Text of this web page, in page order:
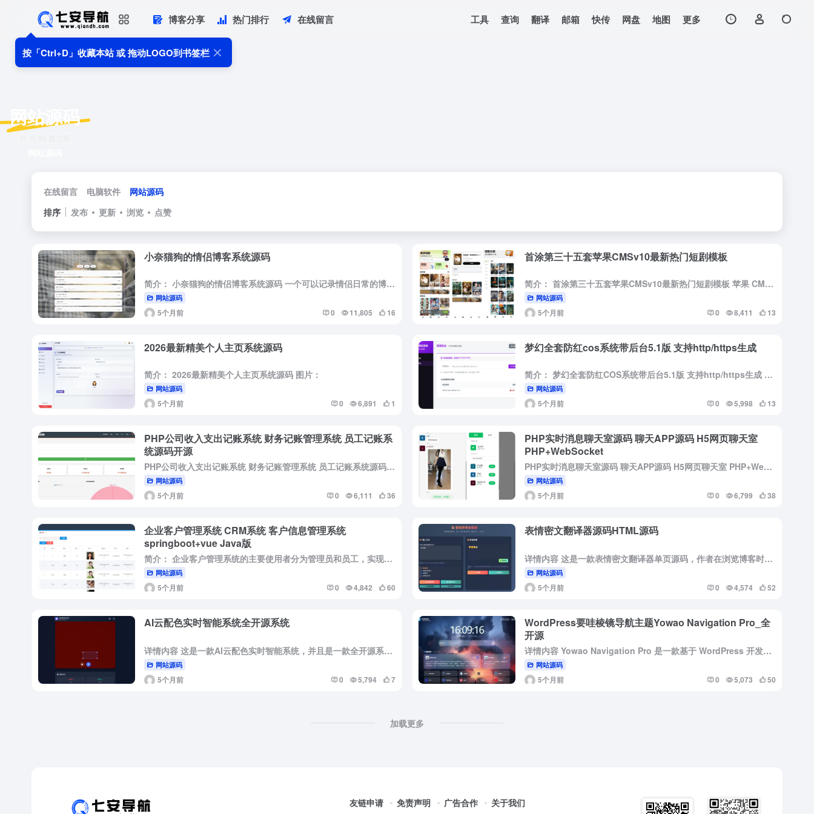
按「Ctrl+D」收藏本站 或 拖动LOGO到书签栏
博客分享 热门排行 在线留言 工具 查询 翻译 邮箱 快传 网盘 地图 更多
网站源码
在线留言 电脑软件
网站源码
排序
发布 更新 浏览 点赞
小奈猫狗的情侣博客系统源码
简介： 小奈猫狗的情侣博客系统源码 一个可以记录情侣日常的博客 基于 React + Node.js 的全栈情侣博客系统，让每一份爱意都有迹可循。 「小猫小狗的窝」是一款面向情侣群体的轻量级博客...
网站源码
5个月前 0 11,805 16
首涂第三十五套苹果CMSv10最新热门短剧模板
简介： 首涂第三十五套苹果CMSv10最新热门短剧模板 苹果 CMSv10 最新热门短剧模板是一款专为短剧内容打造的高效模板。它采用了最新的设计理念和技术，为您的短剧网站提供了一个时尚、现代且用户友好...
网站源码
5个月前 0 8,411 13
2026最新精美个人主页系统源码
简介： 2026最新精美个人主页系统源码 图片：
网站源码
5个月前 0 6,891 1
梦幻全套防红cos系统带后台5.1版 支持http/https生成
简介： 梦幻全套防红COS系统带后台5.1版 支持http/https生成 更新日志： 1.增加了多域名生成管理，可以添加多域名生成，会自动随机生成去生成的红域名链接，都是可以打开，不是单页防红，是全...
网站源码
5个月前 0 5,998 13
PHP公司收入支出记账系统 财务记账管理系统 员工记账系
统源码开源
PHP公司收入支出记账系统 财务记账管理系统 员工记账系统源码开源 财务管理 收入/支出双轨记账，精确到分 支持项目关联收入(如工程款) 支出分类管理(材料/人工/设备等8+类别) 实时净收益计算(总...
网站源码
5个月前 0 6,111 36
PHP实时消息聊天室源码 聊天APP源码 H5网页聊天室
PHP+WebSocket
PHP实时消息聊天室源码 聊天APP源码 H5网页聊天室 PHP+WebSocket 简介： PHP实时消息聊天室源码 PHP+WebSocket 支持数据库和无数据库，两种模式
网站源码
5个月前 0 6,799 38
企业客户管理系统 CRM系统 客户信息管理系统
springboot+vue Java版
简介： 企业客户管理系统的主要使用者分为管理员和员工，实现功能包括管理员：首页、个人中心、员工管理、客户信息管理、行业类型管理、项目信息管理、项目类型管理、项目收益管理，员工：首页、个人中心、客户信息...
网站源码
5个月前 0 4,842 60
表情密文翻译器源码HTML源码
详情内容 这是一款表情密文翻译器单页源码，作者在浏览博客时获得灵感，并以此为契机锻炼代码能力开发而成。核心功能是将中文、英文、数字及标点符号转换为特定的表情符号组合，同时支持反向解析，具备智能字符类型...
网站源码
5个月前 0 4,574 52
AI云配色实时智能系统全开源系统
详情内容 这是一款AI云配色实时智能系统，并且是一款全开源系统，摄像头框选即取色，支持RGB/HEX/HSL/CMYK多格式，实时检测调色桶，AI指导精确配色，自动计算颜料比例，支持毫升/克单位换算...
网站源码
5个月前 0 5,794 7
WordPress要哇棱镜导航主题Yowao Navigation Pro_全
开源
详情内容 Yowao Navigation Pro 是一款基于 WordPress 开发的高性能导航主题。它采用了独特的“棱镜”视觉风格（Prism UI），集成了银行级 CSRF 安全防护，并针对国...
网站源码
5个月前 0 5,073 50
加载更多
友链申请 免责声明 广告合作 关于我们